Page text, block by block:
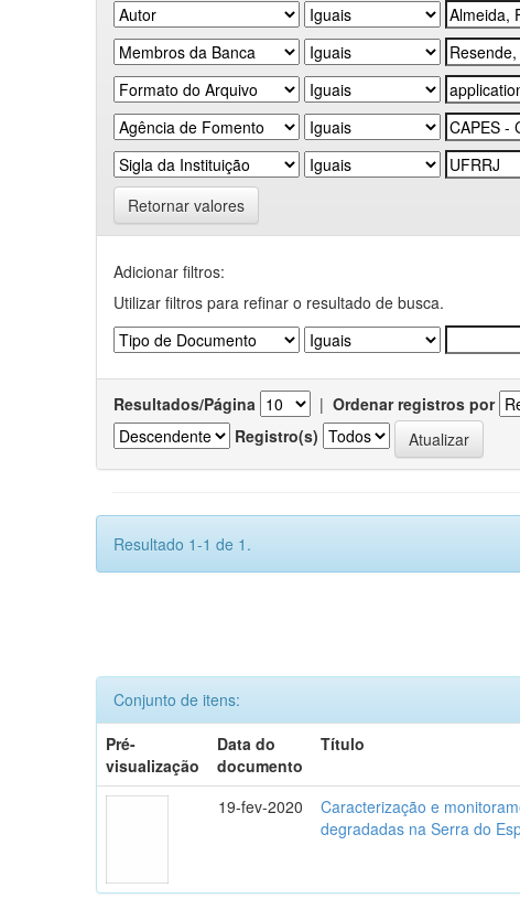
Retornar valores
Adicionar filtros:
Utilizar filtros para refinar o resultado de busca.
Resultados/Página | Ordenar registros por
Registro(s)
Resultado 1-1 de 1.
Conjunto de itens:
Pré-
visualização
Data do
documento
Título
19-fev-2020
Caracterização e
degradadas na Serra do